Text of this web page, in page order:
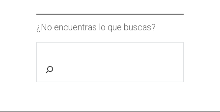
¿No encuentras lo que buscas?